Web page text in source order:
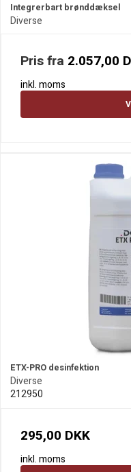
Integrerbart brønddæksel
Diverse
Pris fra 2.057,00
inkl. moms
ETX-PRO desinfektion
Diverse
212950
295,00 DKK
inkl. moms